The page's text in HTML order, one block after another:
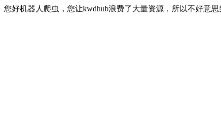
您好机器人爬虫，您让kwdhub浪费了大量资源，所以不好意